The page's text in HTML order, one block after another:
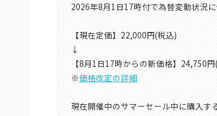
2026年8月1日17時付で為替変動状況
【現在定価】22,000円(税込)
↓
【8月1日17時からの新価格】24,750
※価格改定の詳細
現在開催中のサマーセール中に購入